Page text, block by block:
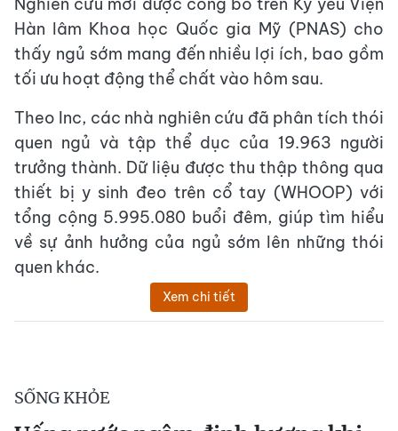
Hàn lâm Khoa học Quốc gia Mỹ (PNAS) cho
thấy ngủ sớm mang đến nhiều lợi ích, bao gồm
tối ưu hoạt động thể chất vào hôm sau.
Theo Inc, các nhà nghiên cứu đã phân tích thói
quen ngủ và tập thể dục của 19.963 người
trưởng thành. Dữ liệu được thu thập thông qua
thiết bị y sinh đeo trên cổ tay (WHOOP) với
tổng cộng 5.995.080 buổi đêm, giúp tìm hiểu
về sự ảnh hưởng của ngủ sớm lên những thói
quen khác.
Xem chi tiết
SỐNG KHỎE